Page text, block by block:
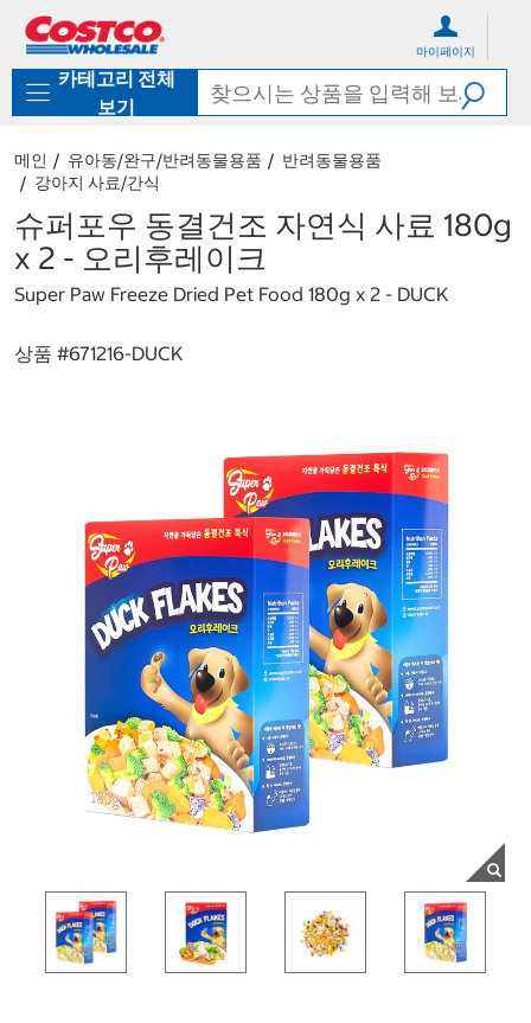
로
기
가
마이페이지
카테고리 전체
보기
메인 유아동/완구/반려동물용품
반려동물용품
강아지 사료/간식
슈퍼포우 동결건조 자연식 사료 180g
x 2 - 오리후레이크
Super Paw Freeze Dried Pet Food 180g x 2 - DUCK
상품 #671216-DUCK